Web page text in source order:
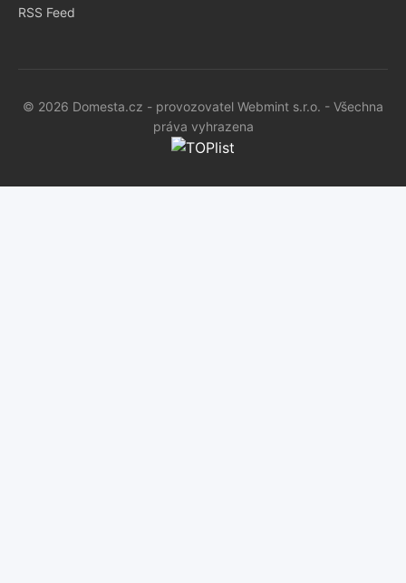
RSS Feed
© 2026 Domesta.cz - provozovatel Webmint s.r.o. - Všechna
práva vyhrazena